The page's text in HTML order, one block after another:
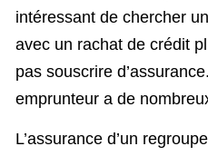
intéressant de chercher
avec un rachat de crédit
pas souscrire
emprunteur a de
L’assurance d’un